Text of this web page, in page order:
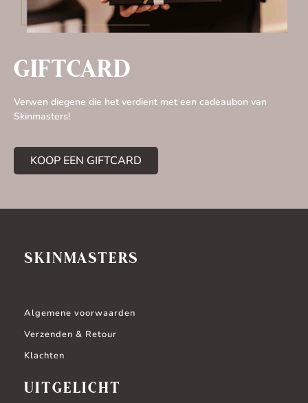
GIFTCARD
Verwen diegene die het verdient met een cadeaubon van
Skinmasters!
KOOP EEN GIFTCARD
SKINMASTERS
Algemene voorwaarden
Verzenden & Retour
Klachten
UITGELICHT